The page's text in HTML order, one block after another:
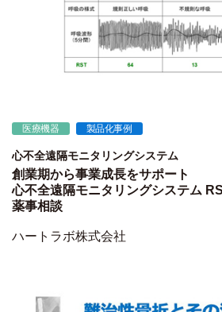
医療機器 製品化事例
心不全遠隔モニタリングシステム
創業期から事業成長をサポート
心不全遠隔モニタリングシステム
薬事相談
ハートラボ株式会社